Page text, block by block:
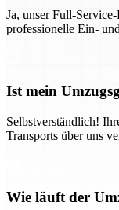
Ja, unser Full-
professionelle Ein-
Ist mein
Selbstverständlich!
Transports über uns
Wie läuft der